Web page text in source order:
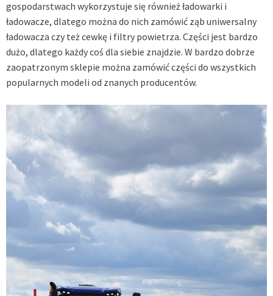
gospodarstwach wykorzystuje się również ładowarki i
ładowacze, dlatego można do nich zamówić ząb uniwersalny
ładowacza czy też cewkę i filtry powietrza. Części jest bardzo
dużo, dlatego każdy coś dla siebie znajdzie. W bardzo dobrze
zaopatrzonym sklepie można zamówić części do wszystkich
popularnych modeli od znanych producentów.